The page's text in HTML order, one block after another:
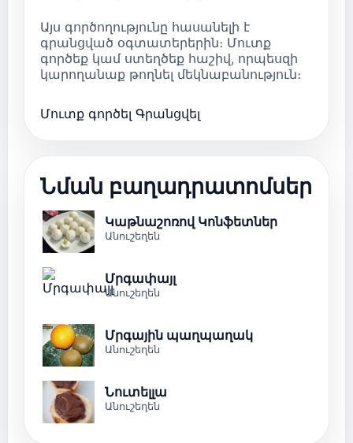
Այս գործողությունը հասանելի է
գրանցված օգտատերերին։ Մուտք
գործեք կամ ստեղծեք հաշիվ, որպեսզի
կարողանաք թողնել մեկնաբանություն։
Մուտք գործել Գրանցվել
Նման բաղադրատոմսեր
Կաթնաշոռով Կոնֆետներ
Անուշեղեն
Մրգափայլ
Անուշեղեն
Մրգային պաղպաղակ
Անուշեղեն
Նուտելլա
Անուշեղեն